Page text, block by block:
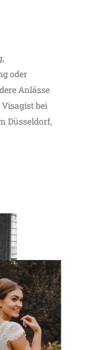
oder
Anlässe
bei
Düsseldorf,